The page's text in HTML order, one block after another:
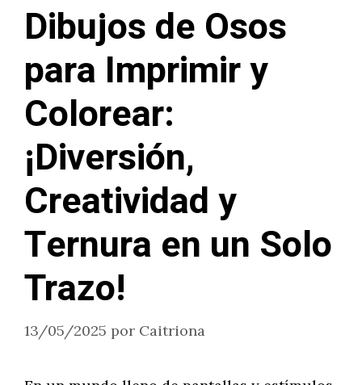
Dibujos de Osos
para Imprimir y
Colorear:
¡Diversión,
Creatividad y
Ternura en un Solo
Trazo!
13/05/2025 por Caitriona